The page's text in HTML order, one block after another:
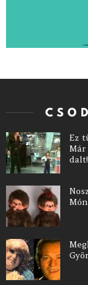
Ez
Már
dalt!